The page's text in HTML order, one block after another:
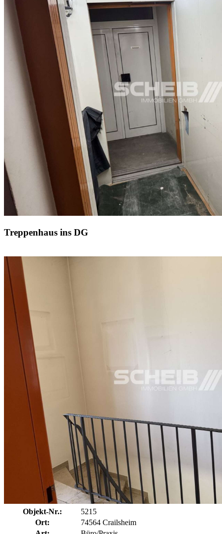
Treppenhaus ins DG
Objekt-Nr.:
5215
Ort:
74564 Crailsheim